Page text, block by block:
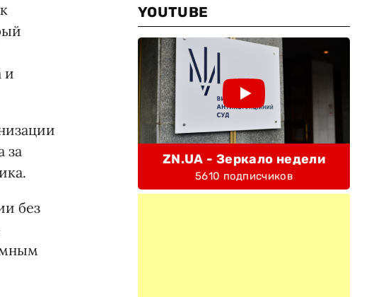
и
за
без
YOUTUBE
ZN.UA - Зеркало недели
5610 подписчиков